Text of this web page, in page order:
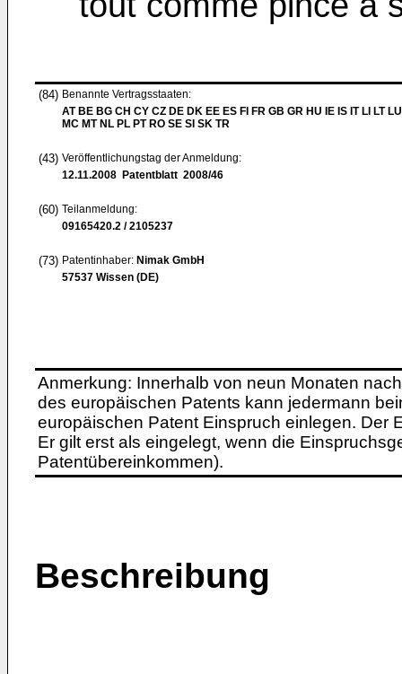
(84) Benannte Vertragsstaaten:
AT BE BG CH CY CZ DE DK EE ES FI FR GB GR HU IE IS IT LI LT
MC MT NL PL PT RO SE SI SK TR
(43) Veröffentlichungstag der Anmeldung:
12.11.2008 Patentblatt 2008/46
(60) Teilanmeldung:
09165420.2 / 2105237
(73) Patentinhaber: Nimak GmbH
57537 Wissen (DE)
Anmerkung: Innerhalb von neun Monaten
des europäischen Patents kann jedermann
europäischen Patent Einspruch einlegen. Der
Er gilt erst als eingelegt, wenn die
Patentübereinkommen).
Beschreibung